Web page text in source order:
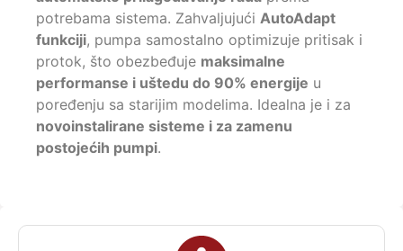
potrebama sistema. Zahvaljujući AutoAdapt
funkciji, pumpa samostalno optimizuje pritisak i
protok, što obezbeđuje maksimalne
performanse i uštedu do 90% energije u
poređenju sa starijim modelima. Idealna je i za
novoinstalirane sisteme i za zamenu
postojećih pumpi.